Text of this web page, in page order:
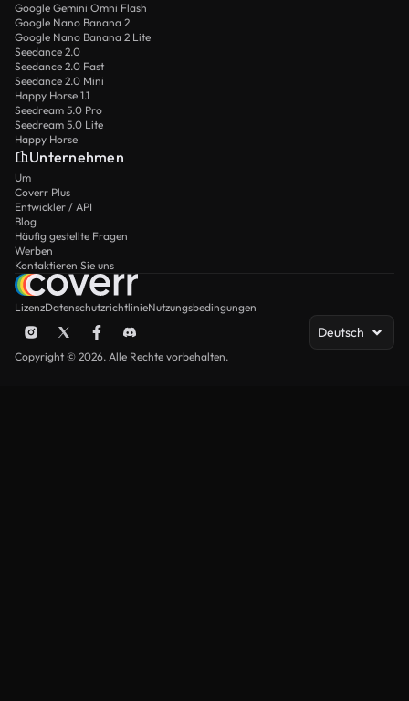
Google Gemini Omni Flash
Google Nano Banana 2
Google Nano Banana 2 Lite
Seedance 2.0
Seedance 2.0 Fast
Seedance 2.0 Mini
Happy Horse 1.1
Seedream 5.0 Pro
Seedream 5.0 Lite
Happy Horse
Unternehmen
Um
Coverr Plus
Entwickler / API
Blog
Häufig gestellte Fragen
Werben
Kontaktieren Sie uns
LizenzDatenschutzrichtlinieNutzungsbedingungen
Deutsch
Copyright © 2026. Alle Rechte vorbehalten.